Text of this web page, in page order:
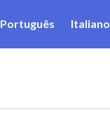
Português Italiano